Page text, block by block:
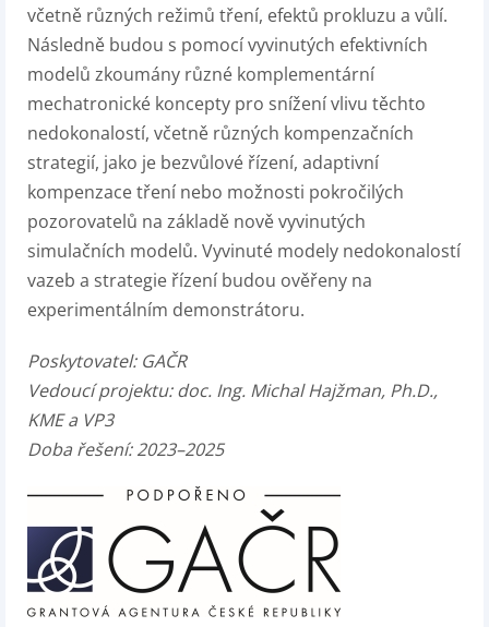
včetně různých režimů tření, efektů prokluzu a vůlí.
Následně budou s pomocí vyvinutých efektivních
modelů zkoumány různé komplementární
mechatronické koncepty pro snížení vlivu těchto
nedokonalostí, včetně různých kompenzačních
strategií, jako je bezvůlové řízení, adaptivní
kompenzace tření nebo možnosti pokročilých
pozorovatelů na základě nově vyvinutých
simulačních modelů. Vyvinuté modely nedokonalostí
vazeb a strategie řízení budou ověřeny na
experimentálním demonstrátoru.
Poskytovatel: GAČR
Vedoucí projektu:doc. Ing. Michal Hajžman, Ph.D.,
KME a VP3
Doba řešení: 2023–2025